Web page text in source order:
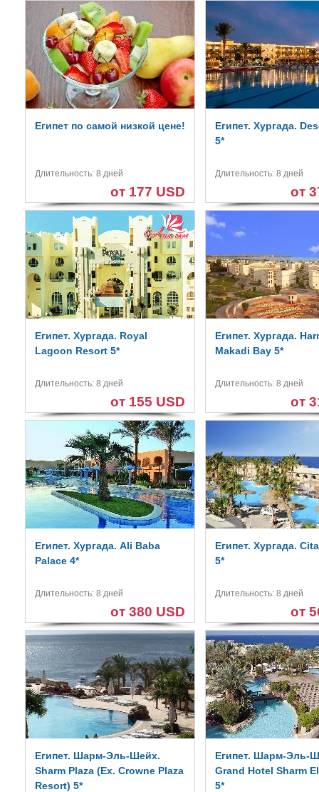
Египет по самой низкой цене!
Длительность: 8 дней
от 177 USD
Египет. Хургада.
5*
Длительность: 8 дней
от
Египет. Хургада. Royal
Lagoon Resort 5*
Длительность: 8 дней
от 155 USD
Египет. Хургада.
Makadi Bay 5*
Длительность: 8 дней
от
Египет. Хургада. Ali Baba
Palace 4*
Длительность: 8 дней
от 380 USD
Египет. Хургада.
5*
Длительность: 8 дней
от
Египет. Шарм-Эль-Шейх.
Sharm Plaza (Ex. Crowne Plaza
Resort) 5*
Египет. Шарм-Эль-
Grand Hotel Sharm
5*